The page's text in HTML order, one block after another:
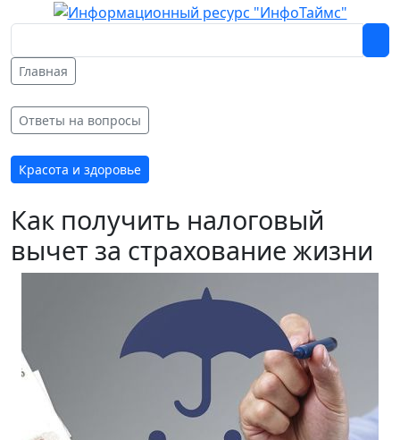
Главная
Ответы на вопросы
Красота и здоровье
Как получить налоговый
вычет за страхование жизни